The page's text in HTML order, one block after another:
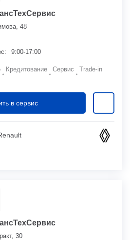
48
9:00-17:00
Кредитование Сервис Trade-in
в сервис
30